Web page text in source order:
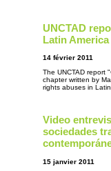
UNCTAD
Latin America
14 février 2011
The UNCTAD report
chapter written by
rights abuses in
Video
sociedades
15 janvier 2011